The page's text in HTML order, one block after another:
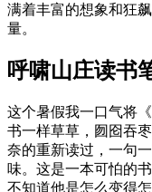
满着丰富的想象和狂
量。
呼啸山庄读书
这个暑假我一口气将
书一样草草，囫囵吞
奈的重新读过，一句
味。这是一本可怕的
不知道他是怎么变得